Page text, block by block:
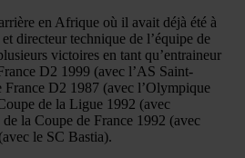
en Afrique où il avait déjà été à
directeur technique de l’équipe de
victoires en tant qu’entraineur
D2 1999 (avec l’AS Saint-
D2 1987 (avec l’Olympique
de la Ligue 1992 (avec
la Coupe de France 1992 (avec
le SC Bastia).